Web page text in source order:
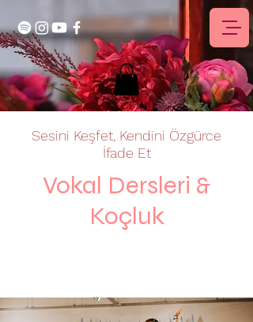
Sesini Keşfet, Kendini Özgürce
İfade Et
Vokal Dersleri &
Koçluk